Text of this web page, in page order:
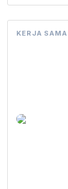
KERJA SAMA